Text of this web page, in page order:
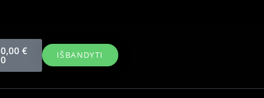
0,00 €
0 IŠBANDYTI